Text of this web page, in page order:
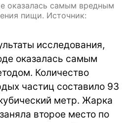
оказалась самым вредным
пищи. Источник:
исследования,
оказалась самым
Количество
частиц составило 93
метр. Жарка
второе место по